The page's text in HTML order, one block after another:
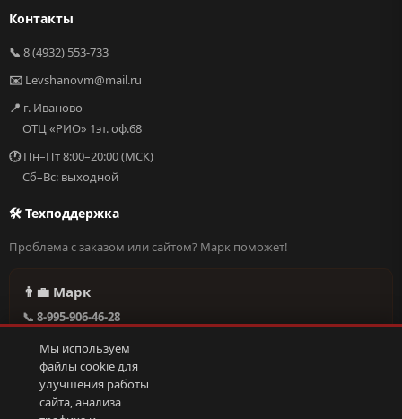
Контакты
📞 8 (4932) 553-733
✉️ Levshanovm@mail.ru
📍 г. Иваново
ОТЦ «РИО» 1эт. оф.68
🕐Пн–Пт 8:00–20:00 (МСК)
Сб–Вс: выходной
🛠 Техподдержка
Проблема с заказом или сайтом? Марк поможет!
👨‍💼 Марк
📞 8-995-906-46-28
🕐 Круглосуточно, без выходных
Написать в поддержку →
Мы используем
файлы cookie для
улучшения работы
сайта, анализа